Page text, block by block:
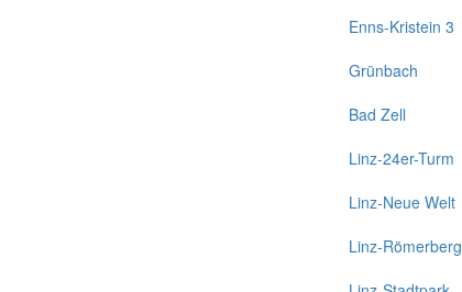
Enns-Kristein 3
Grünbach
Bad Zell
Linz-24er-Turm
Linz-Neue Welt
Linz-Römerberg